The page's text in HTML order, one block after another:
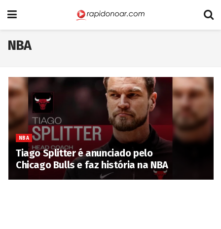
NBA
NBA
Tiago Splitter é anunciado pelo
Chicago Bulls e faz história na NBA